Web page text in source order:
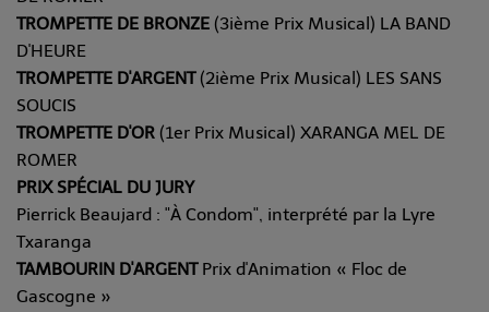
TROMPETTE DE BRONZE (3ième Prix Musical) LA BAND
D'HEURE
TROMPETTE D'ARGENT (2ième Prix Musical) LES SANS
SOUCIS
TROMPETTE D'OR (1er Prix Musical) XARANGA MEL DE
ROMER
PRIX SPÉCIAL DU JURY
Pierrick Beaujard : "À Condom", interprété par la Lyre
Txaranga
TAMBOURIN D'ARGENTPrix d'Animation « Floc de
Gascogne »